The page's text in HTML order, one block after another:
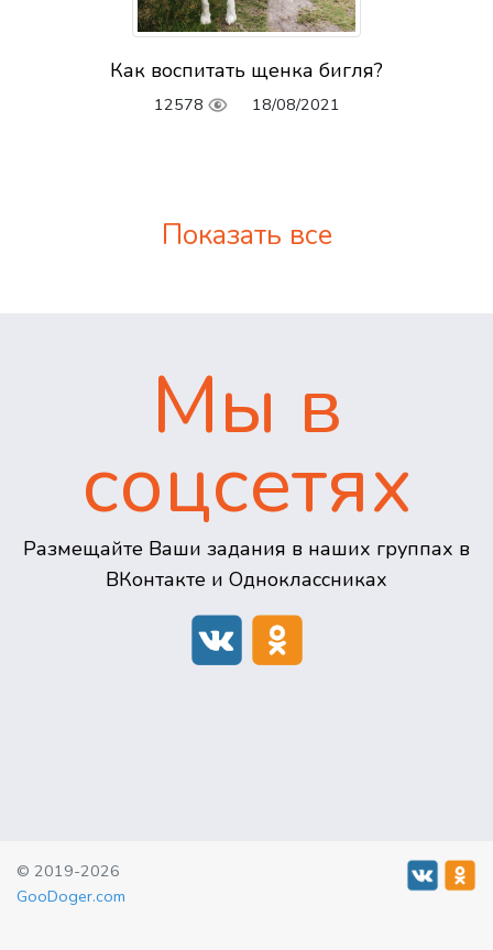
Как воспитать щенка бигля?
12578 18/08/2021
Показать все
Мы в
соцсетях
Размещайте Ваши задания в наших группах в
ВКонтакте и Одноклассниках
© 2019-2026
GooDoger.com